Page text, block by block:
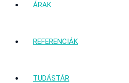
ÁRAK
REFERENCIÁK
TUDÁSTÁR